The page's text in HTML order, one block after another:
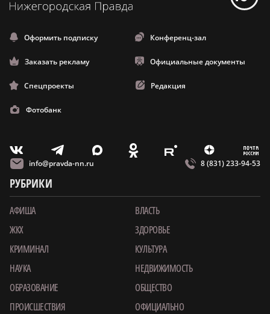
Оформить подписку Конференц-зал
Заказать рекламу Официальные документы
Спецпроекты Редакция
Фотобанк
V T X O E Z m
info@pravda-nn.ru 8 (831) 233-94-53
РУБРИКИ
АФИША
ВЛАСТЬ
ЖКХ
ЗДОРОВЬЕ
КРИМИНАЛ
КУЛЬТУРА
НАУКА
НЕДВИЖИМОСТЬ
ОБРАЗОВАНИЕ
ОБЩЕСТВО
ПРОИСШЕСТВИЯ
ОФИЦИАЛЬНО